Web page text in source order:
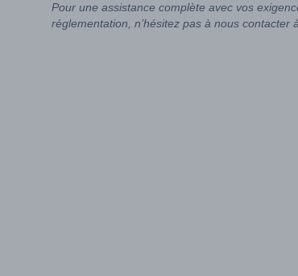
Pour une assistance complète avec vos
réglementation, n’hésitez pas à nous contacter à